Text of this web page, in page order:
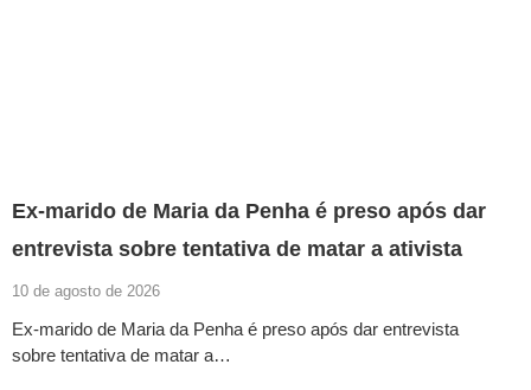
Ex-marido de Maria da Penha é preso após dar
entrevista sobre tentativa de matar a ativista
10 de agosto de 2026
Ex-marido de Maria da Penha é preso após dar entrevista
sobre tentativa de matar a…